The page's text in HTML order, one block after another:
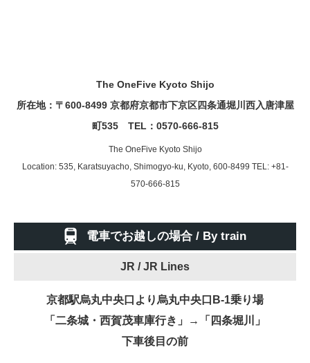
The OneFive Kyoto Shijo
所在地：〒600-8499 京都府京都市下京区四条通堀川西入唐津屋
町535 TEL： 0570-666-815
The OneFive Kyoto Shijo
Location: 535, Karatsuyacho, Shimogyo-ku, Kyoto, 600-8499 TEL: +81-
570-666-815
電車でお越しの場合 / By train
JR /JR Lines
京都駅烏丸中央口より烏丸中央口B-1乗り場
「二条城・西賀茂車庫行き」→「四条堀川」
下車後目の前